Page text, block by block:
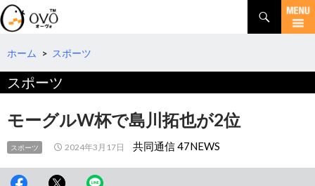
検
索
コ
テ
へ
ホーム > スポーツ
スポーツ
モーグルW杯で島川拓也が2位
スポーツ 2024年3月17日 共同通信 47NEWS